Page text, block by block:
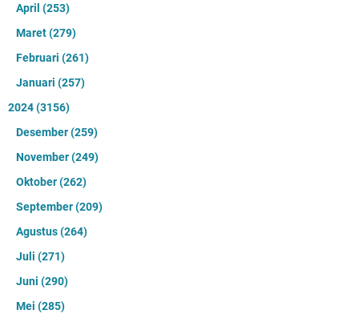
April (253)
Maret(279)
Februari (261)
Januari (257)
2024(3156)
Desember(259)
November(249)
Oktober(262)
September(209)
Agustus(264)
Juli (271)
Juni (290)
Mei (285)